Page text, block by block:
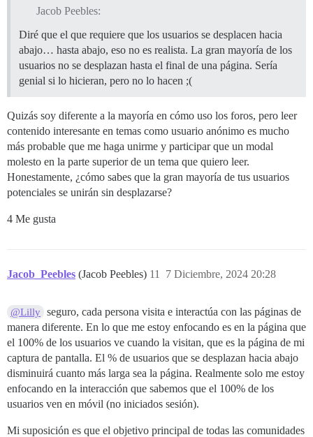
Jacob Peebles:
Diré que el que requiere que los usuarios se desplacen hacia
abajo… hasta abajo, eso no es realista. La gran mayoría de los
usuarios no se desplazan hasta el final de una página. Sería
genial si lo hicieran, pero no lo hacen ;(
Quizás soy diferente a la mayoría en cómo uso los foros, pero leer
contenido interesante en temas como usuario anónimo es mucho
más probable que me haga unirme y participar que un modal
molesto en la parte superior de un tema que quiero leer.
Honestamente, ¿cómo sabes que la gran mayoría de tus usuarios
potenciales se unirán sin desplazarse?
4 Me gusta
Jacob_Peebles (Jacob Peebles) 7 Diciembre, 2024 20:28
11
@Lilly seguro, cada persona visita e interactúa con las páginas de
manera diferente. En lo que me estoy enfocando es en la página que
el 100% de los usuarios ve cuando la visitan, que es la página de mi
captura de pantalla. El % de usuarios que se desplazan hacia abajo
disminuirá cuanto más larga sea la página. Realmente solo me estoy
enfocando en la interacción que sabemos que el 100% de los
usuarios ven en móvil (no iniciados sesión).
Mi suposición es que el objetivo principal de todas las comunidades